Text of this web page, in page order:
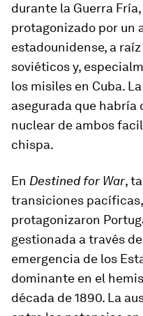
durante la Guerra
protagonizado por un
estadounidense, a
soviéticos y,
los misiles en Cuba.
asegurada que habría
nuclear de ambos
chispa.
En Destined for War,
transiciones
protagonizaron
gestionada a través
emergencia de los
dominante en el
década de 1890. La